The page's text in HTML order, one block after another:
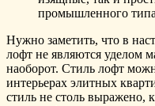
промышленного
Нужно заметить, что в
лофт не являются уделом
наоборот. Стиль лофт
интерьерах элитных
стиль не столь выражено,